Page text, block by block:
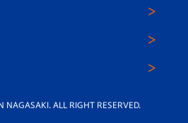
ラム
ALL RIGHT RESERVED.